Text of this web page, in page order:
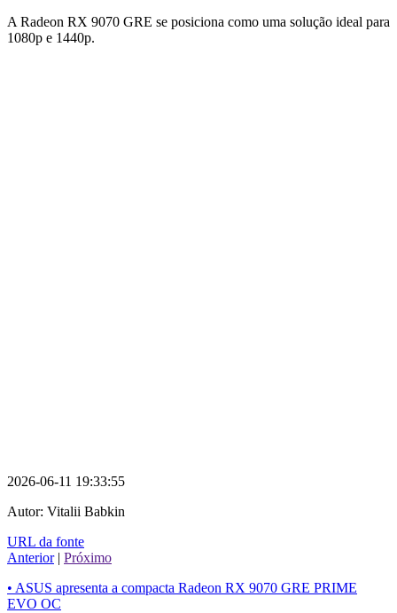
A Radeon RX 9070 GRE se posiciona como uma solução ideal para
1080p e 1440p.
2026-06-11 19:33:55
Autor: Vitalii Babkin
URL da fonte
Anterior| Próximo
• ASUS apresenta a compacta Radeon RX 9070 GRE PRIME
EVO OC